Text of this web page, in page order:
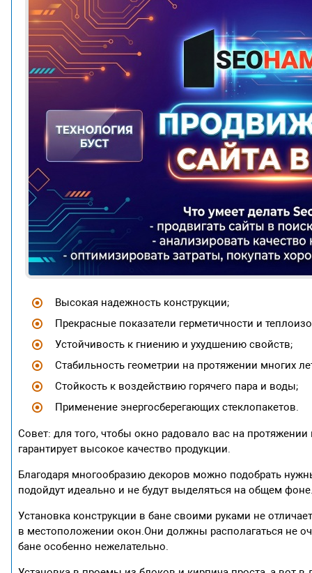
Высокая надежность конструкции;
Прекрасные показатели герметичности и
Устойчивость к гниению и ухудшению свойств;
Стабильность геометрии на протяжении многих
Стойкость к воздействию горячего пара и воды;
Применение энергосберегающих стеклопакетов.
Совет: для того, чтобы окно радовало вас на
гарантирует высокое качество продукции.
Благодаря многообразию декоров можно подобрать
подойдут идеально и не будут выделяться на общем
Установка конструкции в бане своими руками не
в местоположении окон.Они должны располагаться не
бане особенно нежелательно.